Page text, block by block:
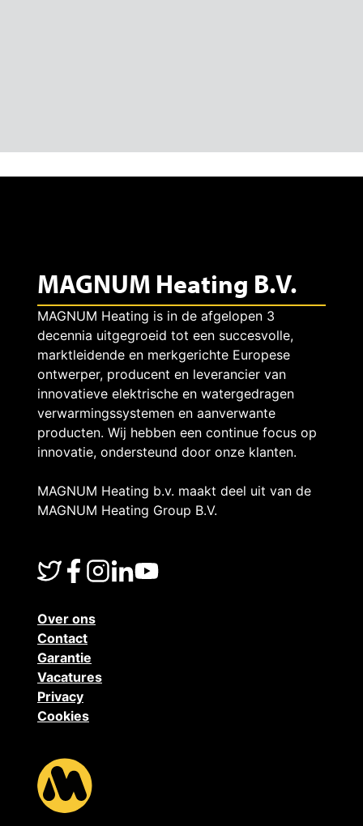
MAGNUM Heating B.V.
MAGNUM Heating is in de afgelopen 3
decennia uitgegroeid tot een succesvolle,
marktleidende en merkgerichte Europese
ontwerper, producent en leverancier van
innovatieve elektrische en watergedragen
verwarmingssystemen en aanverwante
producten. Wij hebben een continue focus op
innovatie, ondersteund door onze klanten.
MAGNUM Heating b.v. maakt deel uit van de
MAGNUM Heating Group B.V.
Over ons
Contact
Garantie
Vacatures
Privacy
Cookies